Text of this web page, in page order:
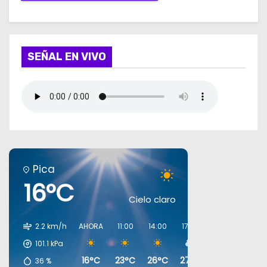
SEÑAL EN VIVO
Pica
16°C Cielo claro
2.2 km/h
101.1 kPa
36 %
AHORA
16°C
11:00
23°C
14:00
26°C
17:00
27°C